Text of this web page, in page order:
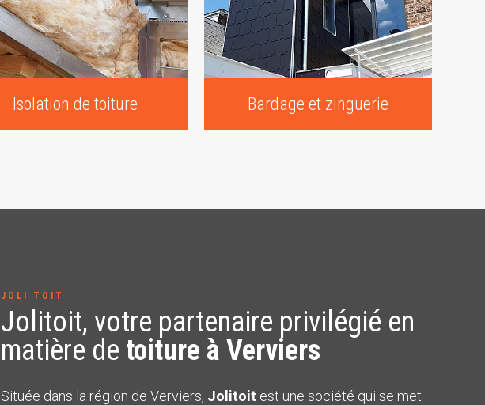
Isolation de toiture Bardage et zinguerie
JOLI TOIT
Jolitoit, votre partenaire privilégié en
matière de toiture à Verviers
Située dans la région de Verviers, Jolitoit est une société qui se met